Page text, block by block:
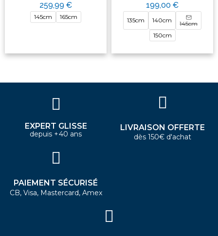
259,99 €
145cm 165cm
199,00 €
135cm 140cm
145cm
150cm
EXPERT GLISSE
depuis +40 ans
LIVRAISON OFFERTE
dès 150€ d'achat
PAIEMENT SÉCURISÉ
CB, Visa, Mastercard, Amex